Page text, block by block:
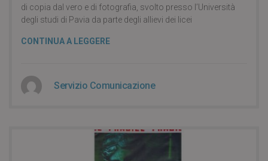
di copia dal vero e di fotografia, svolto presso l’Università
degli studi di Pavia da parte degli allievi dei licei
CONTINUA A LEGGERE
Servizio Comunicazione